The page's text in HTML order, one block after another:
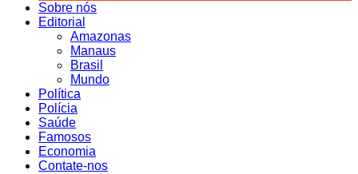
Sobre nós
Editorial
Amazonas
Manaus
Brasil
Mundo
Política
Polícia
Saúde
Famosos
Economia
Contate-nos